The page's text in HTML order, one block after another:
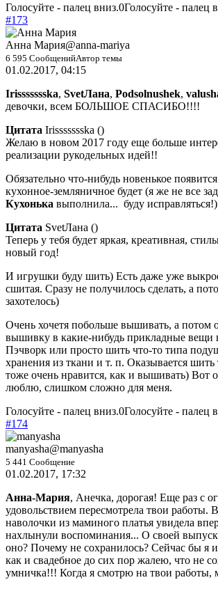
Голосуйте - палец вниз.0Голосуйте - палец
#173
Анна Мария@anna-mariya
6 595 СообщенийАвтор темы
01.02.2017, 04:15
Irissssssska, SvetЛана, Podsolnushek,
девочки, всем БОЛЬШОЕ СПАСИБО!!!!
Цитата Irissssssska ()
Желаю в новом 2017 году еще больше
реализации рукодельных идей!!
Обязательно что-нибудь новенькое
кухонное-земляничное будет (я же не все
Кухонька выполнила... буду исправляться!)
Цитата SvetЛана ()
Теперь у тебя будет яркая, креативная,
новый год!
И игрушки буду шить) Есть даже уже
сшитая. Сразу не получилось сделать, а
захотелось)
Очень хочетя побольше вышивать, а потом
вышивку в какие-нибудь прикладные вещи
Пэчворк или просто шить что-то типа
хранения из ткани и т. п. Оказывается
тоже очень нравится, как и вышивать) Вот
люблю, слишком сложно для меня.
Голосуйте - палец вниз.0Голосуйте - палец
#174
manyasha@manyasha
5 441 Сообщение
01.02.2017, 17:32
Анна-Мария, Анечка, дорогая! Еще раз с
удовольствием пересмотрела твои работы.
наволочки из маминого платья увидела
нахлынули воспоминания... О своей
оно? Почему не сохранилось? Сейчас бы я
как и свадебное до сих пор жалею, что не
умничка!!! Когда я смотрю на твои работы,